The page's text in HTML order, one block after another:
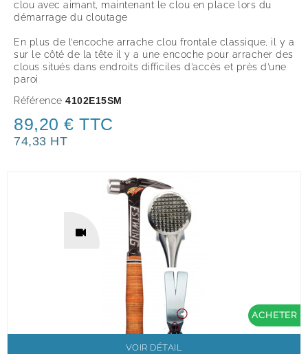
clou avec aimant, maintenant le clou en place lors du
démarrage du cloutage
En plus de l’encoche arrache clou frontale classique, il y a
sur le côté de la tête il y a une encoche pour arracher des
clous situés dans endroits difficiles d’accès et près d’une
paroi
Référence 4102E15SM
89,20 € TTC
74,33 HT
ACHETER
VOIR DÉTAIL